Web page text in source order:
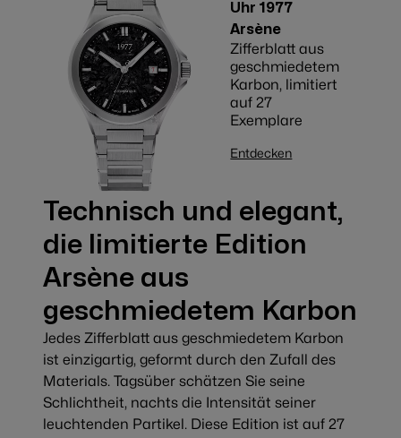
Uhr 1977
Arsène
Zifferblatt aus
geschmiedetem
Karbon, limitiert
auf 27
Exemplare
Entdecken
Technisch und elegant,
die limitierte Edition
Arsène aus
geschmiedetem Karbon
Jedes Zifferblatt aus geschmiedetem Karbon
ist einzigartig, geformt durch den Zufall des
Materials. Tagsüber schätzen Sie seine
Schlichtheit, nachts die Intensität seiner
leuchtenden Partikel. Diese Edition ist auf 27